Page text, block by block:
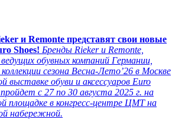
и Remonte представят свои новые
Shoes! Бренды Rieker и Remonte,
обувных компаний Германии,
сезона Весна-Лето’26 в Москве
выставке обуви и аксессуаров Euro
c 27 по 30 августа 2025 г. на
площадке в конгресс-центре ЦМТ на
набережной.